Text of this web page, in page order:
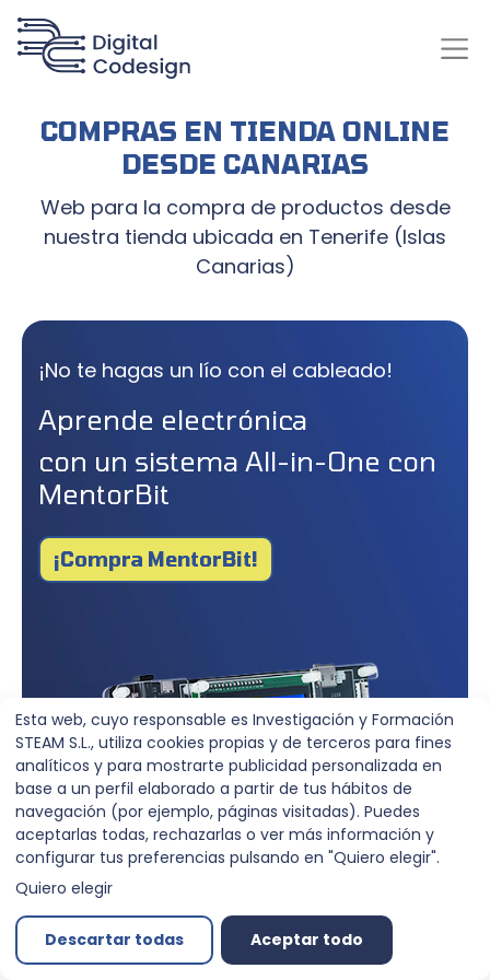
COMPRAS EN TIENDA ONLINE
DESDE CANARIAS
Web para la compra de productos desde
nuestra tienda ubicada en Tenerife (Islas
Canarias)
¡No te hagas un lío con el cableado!
Aprende electrónica
con un sistema All-in-One con
MentorBit
¡Compra MentorBit!
Esta web, cuyo responsable es Investigación y Formación
STEAM S.L., utiliza cookies propias y de terceros para fines
analíticos y para mostrarte publicidad personalizada en
base a un perfil elaborado a partir de tus hábitos de
navegación (por ejemplo, páginas visitadas). Puedes
aceptarlas todas, rechazarlas o ver más información y
configurar tus preferencias pulsando en "Quiero elegir".
Quiero elegir
Descartar todas Aceptar todo